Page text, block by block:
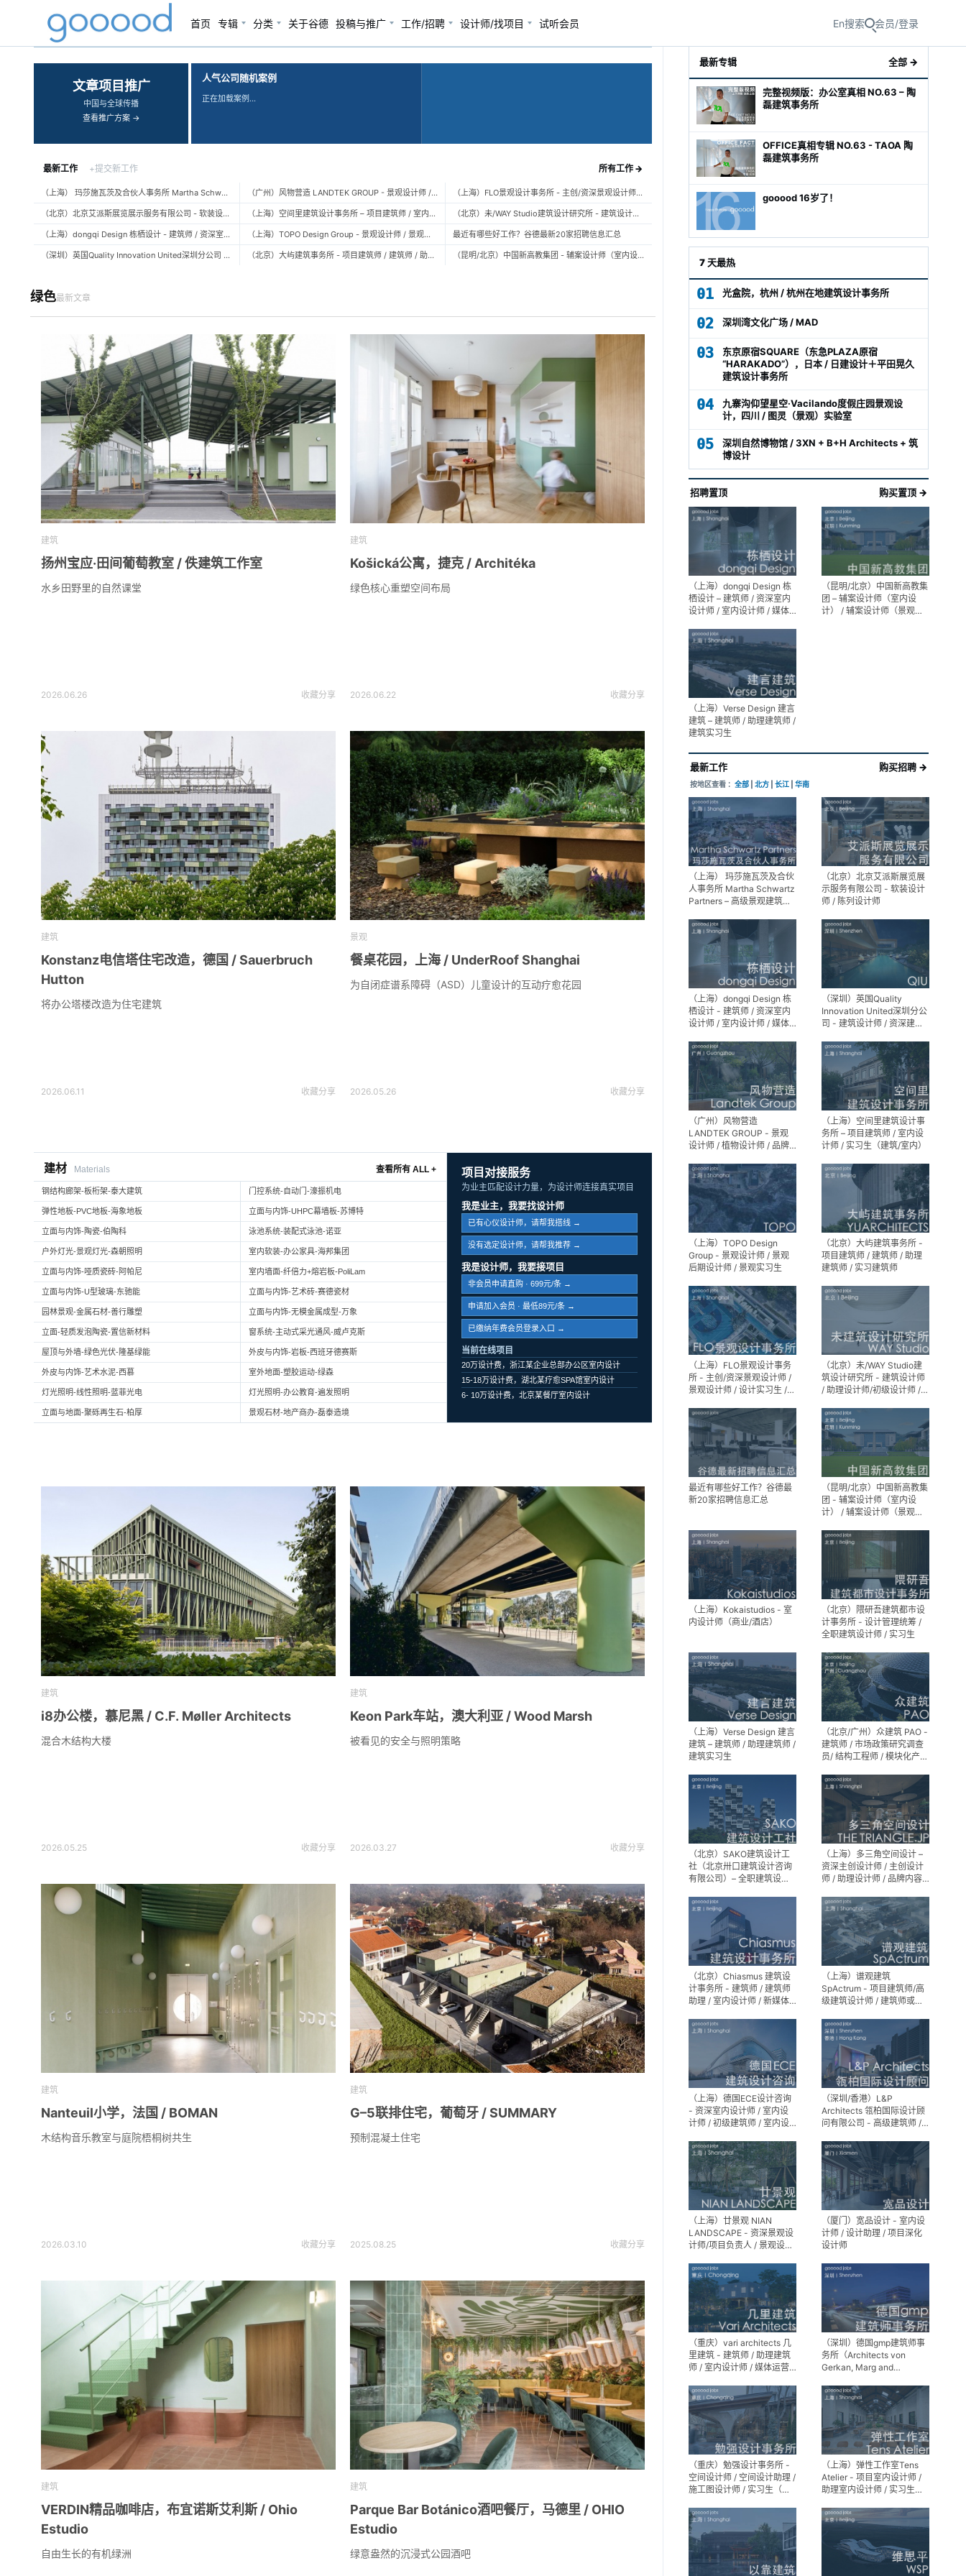
首页 专辑 分类 关于谷德 投稿与推广 工作/招聘 设计师/找项目 试听会员 En搜索 会员/登录
‹ ›
文章项目推广
中国与全球传播
查看推广方案 →
人气公司随机案例
正在加载案例…
最新工作 +提交新工作 所有工作 →
（上海） 玛莎施瓦茨及合伙人事务所 Martha Schwartz Partners – 高级景观建筑师 Senior Landscape Designer / 景观建筑师 Landscape Designer
（北京）北京艾派斯展览展示服务有限公司 - 软装设计师 / 陈列设计师
（上海）dongqi Design 栋栖设计 - 建筑师 / 资深室内设计师 / 室内设计师 / 媒体及公共关系主管 / 设计实习生（常年招聘）
（深圳）英国Quality Innovation United深圳分公司 - 建筑设计师 / 资深建筑设计师 / 室内设计师 / 设计实习生
（广州）风物营造 LANDTEK GROUP - 景观设计师 / 植物设计师 / 品牌运营 / 实习生
（上海）空间里建筑设计事务所 – 项目建筑师 / 室内设计师 / 实习生（建筑/室内）
（上海）TOPO Design Group - 景观设计师 / 景观后期设计师 / 景观实习生
（北京）大屿建筑事务所 - 项目建筑师 / 建筑师 / 助理建筑师 / 实习建筑师
（上海）FLO景观设计事务所 - 主创/资深景观设计师 / 景观设计师 / 设计实习生 / 商务行政助理 / 助理施工图设计师
（北京）未/WAY Studio建筑设计研究所 - 建筑设计师 / 助理设计师/初级设计师 / 实习生 / 办公室行政与商务助理
最近有哪些好工作？谷德最新20家招聘信息汇总
（昆明/北京）中国新高教集团 - 辅案设计师（室内设计） / 辅案设计师（景观设计）/ 生活空间组长/教学空间组长 / 平面设计高级经理 / 展陈设计高级经理
绿色最新文章
建筑
扬州宝应·田间葡萄教室 / 佚建筑工作室
水乡田野里的自然课堂
2026.06.26 收藏分享
建筑
Košická公寓，捷克 / Architéka
绿色核心重塑空间布局
2026.06.22 收藏分享
建筑
Konstanz电信塔住宅改造，德国 / Sauerbruch
Hutton
将办公塔楼改造为住宅建筑
2026.06.11 收藏分享
景观
餐桌花园，上海 / UnderRoof Shanghai
为自闭症谱系障碍（ASD）儿童设计的互动疗愈花园
2026.05.26 收藏分享
建材 Materials 查看所有 ALL +
钢结构廊架-板桁架-泰大建筑 门控系统-自动门-濠振机电
弹性地板-PVC地板-海象地板 立面与内饰-UHPC幕墙板-苏博特
立面与内饰-陶瓷-伯陶科 泳池系统-装配式泳池-诺亚
户外灯光-景观灯光-森朝照明 室内软装-办公家具-海邦集团
立面与内饰-哑质瓷砖-阿帕尼 室内墙面-纤倍力+熔岩板-PoliLam
立面与内饰-U型玻璃-东驰能 立面与内饰-艺术砖-赛德瓷材
园林景观-金属石材-善行雕塑 立面与内饰-无模金属成型-万象
立面-轻质发泡陶瓷-置信新材料 窗系统-主动式采光通风-威卢克斯
屋顶与外墙-绿色光伏-隆基绿能 外皮与内饰-岩板-西班牙德赛斯
外皮与内饰-艺术水泥-西慕 室外地面-塑胶运动-绿森
灯光照明-线性照明-蓝菲光电 灯光照明-办公教育-遍发照明
立面与地面-聚砾再生石-柏厚 景观石材-地产商办-磊泰造境
项目对接服务
为业主匹配设计力量，为设计师连接真实项目
我是业主，我要找设计师
已有心仪设计师，请帮我搭线 →
没有选定设计师，请帮我推荐 →
我是设计师，我要接项目
非会员申请直购 · 699元/条 →
申请加入会员 · 最低89元/条 →
已缴纳年费会员登录入口 →
当前在线项目
20万设计费，浙江某企业总部办公区室内设计
15-18万设计费，湖北某疗愈SPA馆室内设计
6- 10万设计费，北京某餐厅室内设计
建筑
i8办公楼，慕尼黑 / C.F. Møller Architects
混合木结构大楼
2026.05.25 收藏分享
建筑
Keon Park车站，澳大利亚 / Wood Marsh
被看见的安全与照明策略
2026.03.27 收藏分享
建筑
Nanteuil小学，法国 / BOMAN
木结构音乐教室与庭院梧桐树共生
2026.03.10 收藏分享
建筑
G–5联排住宅，葡萄牙 / SUMMARY
预制混凝土住宅
2025.08.25 收藏分享
建筑
VERDIN精品咖啡店，布宜诺斯艾利斯 / Ohio
Estudio
自由生长的有机绿洲
建筑
Parque Bar Botánico酒吧餐厅，马德里 / OHIO
Estudio
绿意盎然的沉浸式公园酒吧
最新专辑 全部 →
完整视频版：办公室真相 NO.63 – 陶
磊建筑事务所
OFFICE真相专辑 NO.63 - TAOA 陶
磊建筑事务所
gooood 16岁了！
7 天最热
01 光盒院，杭州 / 杭州在地建筑设计事务所
02 深圳湾文化广场 / MAD
03
东京原宿SQUARE（东急PLAZA原宿
“HARAKADO”），日本 / 日建设计＋平田晃久
建筑设计事务所
04
九寨沟仰望星空·Vacilando度假庄园景观设
计，四川 / 图灵（景观）实验室
05
深圳自然博物馆 / 3XN + B+H Architects + 筑
博设计
招聘置顶 购买置顶 →
（上海）dongqi Design 栋
栖设计 – 建筑师 / 资深室内
设计师 / 室内设计师 / 媒体
生（常年招聘）
（昆明/北京）中国新高教集
团 – 辅案设计师（室内设
计） / 辅案设计师（景观设
（上海）Verse Design 建言
建筑 – 建筑师 / 助理建筑师 /
建筑实习生
最新工作 购买招聘 →
按地区查看 ： 全部 北方 长江 华南
（上海） 玛莎施瓦茨及合伙
人事务所 Martha Schwartz
Partners – 高级景观建筑师
Designer / 景观建筑师
Landscape Designer
（北京）北京艾派斯展览展
示服务有限公司 - 软装设计
师 / 陈列设计师
（上海）dongqi Design 栋
栖设计 - 建筑师 / 资深室内
设计师 / 室内设计师 / 媒体
生（常年招聘）
（深圳）英国Quality
Innovation United深圳分公
司 - 建筑设计师 / 资深建筑
实习生
（广州）风物营造
LANDTEK GROUP - 景观
设计师 / 植物设计师 / 品牌
（上海）空间里建筑设计事
务所 – 项目建筑师 / 室内设
计师 / 实习生（建筑/室内）
（上海）TOPO Design
Group - 景观设计师 / 景观
后期设计师 / 景观实习生
（北京）大屿建筑事务所 -
项目建筑师 / 建筑师 / 助理
建筑师 / 实习建筑师
（上海）FLO景观设计事务
所 - 主创/资深景观设计师 /
景观设计师 / 设计实习生 /
设计师
（北京）未/WAY Studio建
筑设计研究所 - 建筑设计师
/ 助理设计师/初级设计师 /
助理
最近有哪些好工作？谷德最
新20家招聘信息汇总
（昆明/北京）中国新高教集
团 - 辅案设计师（室内设
计） / 辅案设计师（景观设
间组长 / 平面设计高级经理 /
展陈设计高级经理
（上海）Kokaistudios - 室
内设计师（商业/酒店）
（北京）隈研吾建筑都市设
计事务所 - 设计管理统筹 /
全职建筑设计师 / 实习生
（上海）Verse Design 建言
建筑 – 建筑师 / 助理建筑师 /
建筑实习生
（北京/广州）众建筑 PAO -
建筑师 / 市场政策研究调查
员/ 结构工程师 / 模块化产品
师 / 机电工程师 / 实习生
（北京）SAKO建筑设计工
社（北京卅口建筑设计咨询
有限公司）– 全职建筑设计
（上海）多三角空间设计 –
资深主创设计师 / 主创设计
师 / 助理设计师 / 品牌内容
（北京）Chiasmus 建筑设
计事务所 - 建筑师 / 建筑师
助理 / 室内设计师 / 新媒体
（上海）谱观建筑
SpActrum - 项目建筑师/高
级建筑设计师 / 建筑师或助
媒体助理 / 实习生（建筑设
计/媒体，长期有效）
（上海）德国ECE设计咨询
- 资深室内设计师 / 室内设
计师 / 初级建筑师 / 室内设
习生
（深圳/香港）L&P
Architects 瓴柏国际设计顾
问有限公司 - 高级建筑师 /
精装设计师
（上海）廿景观 NIAN
LANDSCAPE - 资深景观设
计师/项目负责人 / 景观设计
（厦门）宽品设计 - 室内设
计师 / 设计助理 / 项目深化
设计师
（重庆）vari architects 几
里建筑 - 建筑师 / 助理建筑
师 / 室内设计师 / 媒体运营
（深圳）德国gmp建筑师事
务所（Architects von
Gerkan, Marg and
（重庆）勉强设计事务所 -
空间设计师 / 空间设计助理 /
施工图设计师 / 实习生（长
（上海）弹性工作室Tens
Atelier - 项目室内设计师 /
助理室内设计师 / 实习生